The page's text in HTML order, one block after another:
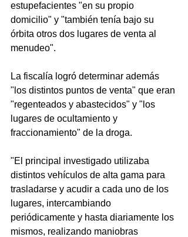
estupefacientes "en su propio
domicilio" y "también tenía bajo su
órbita otros dos lugares de venta al
menudeo".
La fiscalía logró determinar además
"los distintos puntos de venta" que eran
"regenteados y abastecidos" y "los
lugares de ocultamiento y
fraccionamiento" de la droga.
"El principal investigado utilizaba
distintos vehículos de alta gama para
trasladarse y acudir a cada uno de los
lugares, intercambiando
periódicamente y hasta diariamente los
mismos, realizando maniobras